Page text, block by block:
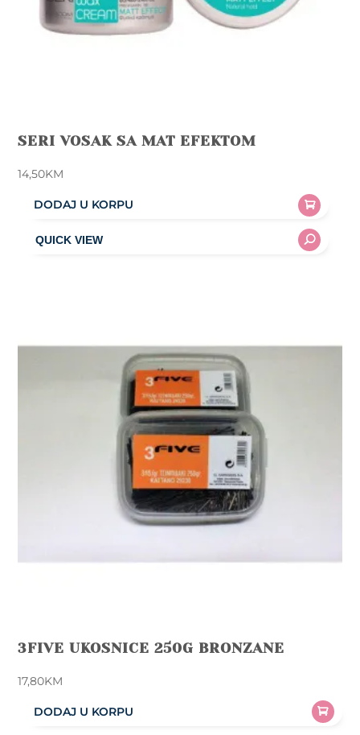
SERI VOSAK SA MAT EFEKTOM
14,50KM
DODAJ U KORPU
3FIVE UKOSNICE 250G BRONZANE
17,80KM
DODAJ U KORPU